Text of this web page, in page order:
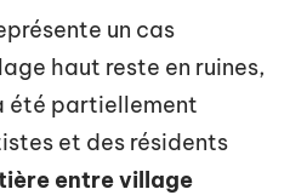
un cas
haut reste en ruines,
été partiellement
et des résidents
entre village